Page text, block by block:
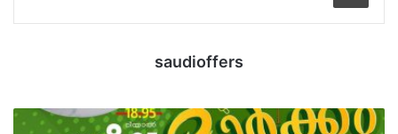
saudioffers